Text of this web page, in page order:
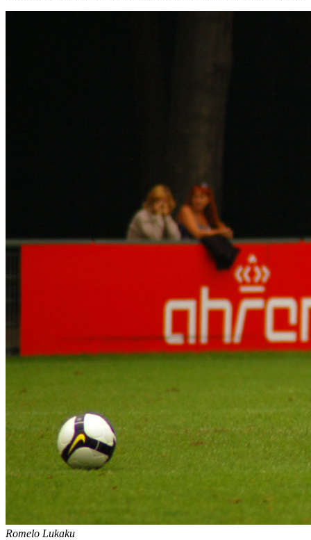
Romelo Lukaku